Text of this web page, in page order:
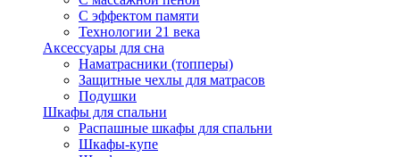
С эффектом памяти
Технологии 21 века
Аксессуары для сна
Наматрасники (топперы)
Защитные чехлы для матрасов
Подушки
Шкафы для спальни
Распашные шкафы для спальни
Шкафы-купе